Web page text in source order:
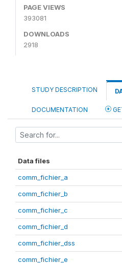
PAGE VIEWS
393081
DOWNLOADS
2918
STUDY DESCRIPTION
DOCUMENTATION
Data files
comm_fichier_a
comm_fichier_b
comm_fichier_c
comm_fichier_d
comm_fichier_dss
comm_fichier_e